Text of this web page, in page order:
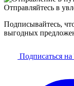
Отправляйтесь в
Подписывайтесь,
выгодных
Подписаться на